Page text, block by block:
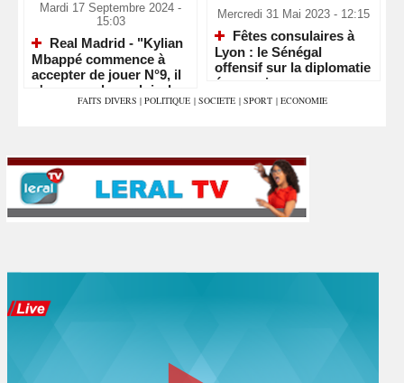
Mardi 17 Septembre 2024 -
15:03
Real Madrid - "Kylian
Mbappé commence à
accepter de jouer N°9, il
n'aura pas le couloir de
Vinicius"
Mercredi 31 Mai 2023 - 12:15
Fêtes consulaires à
Lyon : le Sénégal
offensif sur la diplomatie
économique
FAITS DIVERS | POLITIQUE | SOCIETE | SPORT | ECONOMIE